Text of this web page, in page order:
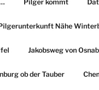
Nähe
Jakobsweg von
ob der Tauber